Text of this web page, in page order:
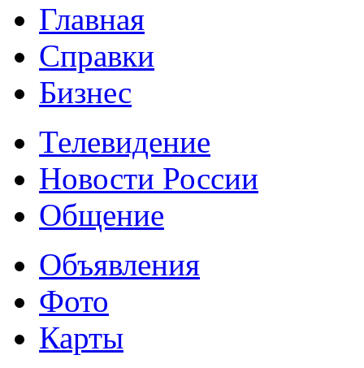
Главная
Справки
Бизнес
Телевидение
Новости России
Общение
Объявления
Фото
Карты